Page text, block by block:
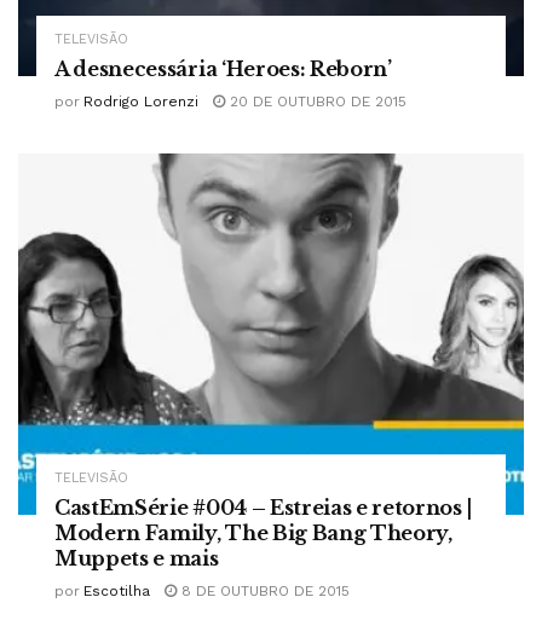
TELEVISÃO
A desnecessária ‘Heroes: Reborn’
por Rodrigo Lorenzi 20 DE OUTUBRO DE 2015
TELEVISÃO
CastEmSérie #004 – Estreias e retornos |
Modern Family, The Big Bang Theory,
Muppets e mais
por Escotilha 8 DE OUTUBRO DE 2015